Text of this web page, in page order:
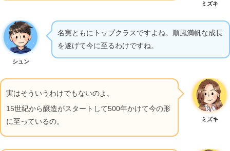
ミズキ
シュン
名実ともにトップクラスですよね。順風満帆な成長
を遂げて今に至るわけですね。
実はそういうわけでもないのよ。
15世紀から醸造がスタートして500年かけて今の形
に至っているの。
ミズキ